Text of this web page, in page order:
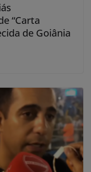
“Carta
de Goiânia